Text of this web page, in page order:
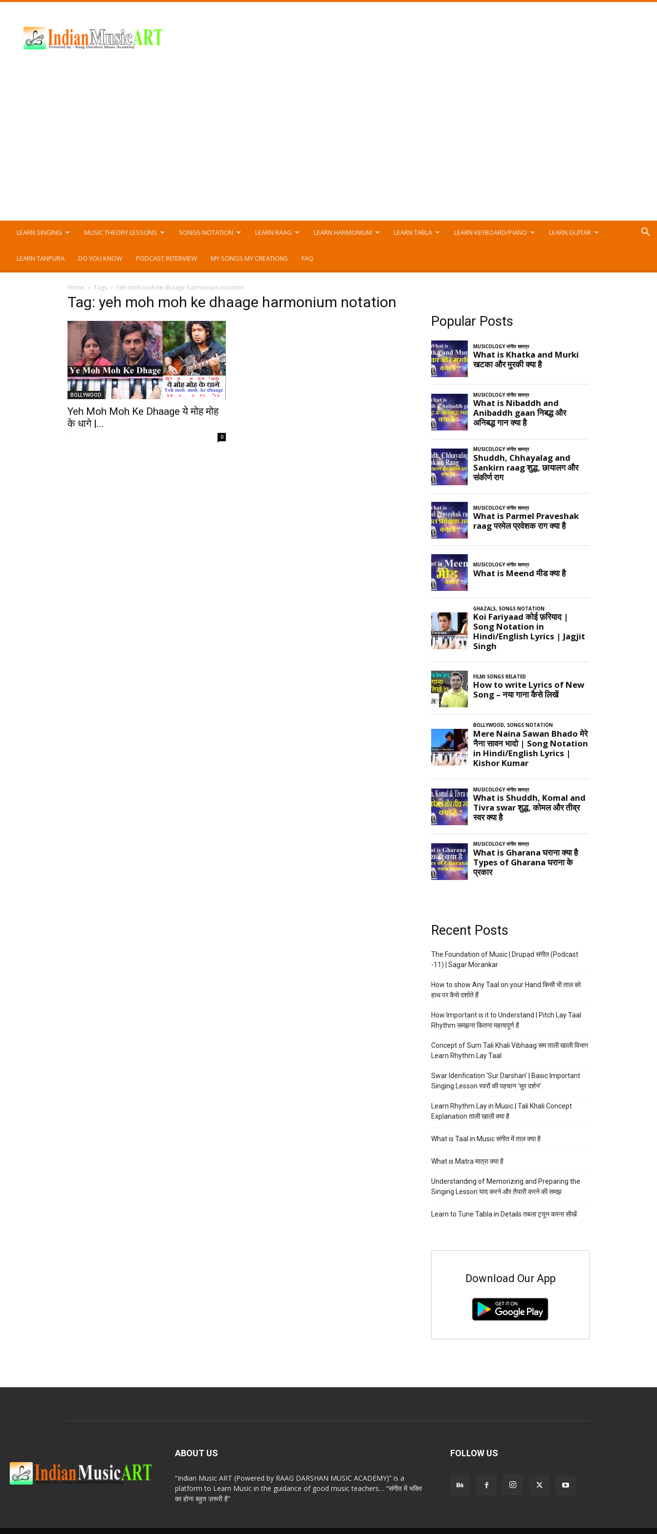
Music
ART
LEARN SINGING MUSIC THEORY LESSONS SONGS NOTATION LEARN RAAG LEARN HARMONIUM LEARN TABLA LEARN KEYBOARD/PIANO LEARN GUITAR
LEARN TANPURA DO YOU KNOW PODCAST INTERVIEW MY SONGS MY CREATIONS FAQ
Home Tags Yeh moh moh ke dhaage harmonium notation
Tag: yeh moh moh ke dhaage harmonium notation
BOLLYWOOD
Yeh Moh Moh Ke Dhaage ये मोह मोह
के धागे |...
- 0
Popular Posts
Recent Posts
The Foundation of Music | Drupad संगीत (Podcast
-11) | Sagar Morankar
How to show Any Taal on your Hand किसी भी ताल को
हाथ पर कैसे दर्शाते हैं
How Important is it to Understand | Pitch Lay Taal
Rhythm समझना कितना महत्वपूर्ण है
Concept of Sum Tali Khali Vibhaag सम ताली खाली विभाग
Learn Rhythm Lay Taal
Swar Idenfication ‘Sur Darshan’ | Basic Important
Singing Lesson स्वरों की पहचान ‘सुर दर्शन’
Learn Rhythm Lay in Music | Tali Khali Concept
Explanation ताली खाली क्या है
What is Taal in Music संगीत में ताल क्या है
What is Matra मात्रा क्या है
Understanding of Memorizing and Preparing the
Singing Lesson याद करने और तैयारी करने की समझ
Learn to Tune Tabla in Details तबला ट्यून करना सीखें
Download Our App
ABOUT US
“Indian Music ART (Powered by RAAG DARSHAN MUSIC ACADEMY)” is a
platform to Learn Music in the guidance of good music teachers… “संगीत में भक्ति
का होना बहुत ज़रूरी है”
FOLLOW US